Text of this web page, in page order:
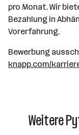
pro Monat. Wir
Bezahlung in
Vorerfahrung.
Bewerbung
knapp.com/
Weitere